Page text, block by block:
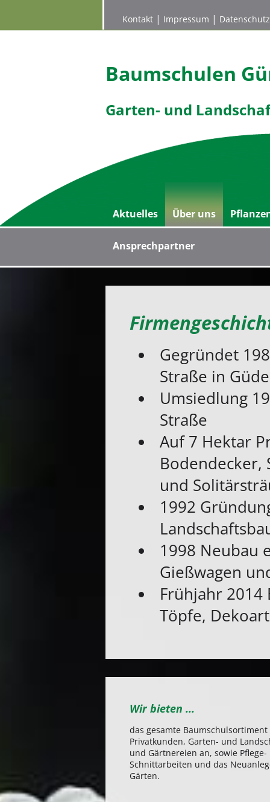
Kontakt | Impressum |
Baumschulen
Garten- und
Aktuelles Über uns
Ansprechpartner
Gegründet
Straße in
Umsiedlung
Straße
Auf 7 Hektar
Bodendecker,
und
1992
1998 Neubau
Gießwagen
Frühjahr 2014
Töpfe,
Wir bieten ...
das gesamte
Privatkunden, Garten- und
und Gärtnereien an, sowie
Schnittarbeiten und das
Gärten.